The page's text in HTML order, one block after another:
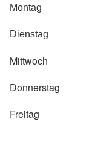
Montag
Dienstag
Mittwoch
Donnerstag
Freitag